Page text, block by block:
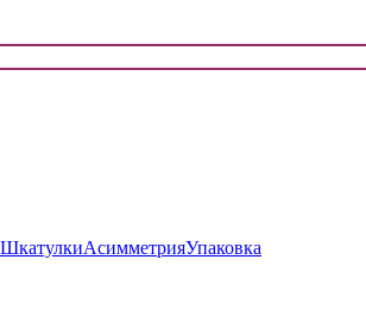
ШкатулкиАсимметрияУпаковка